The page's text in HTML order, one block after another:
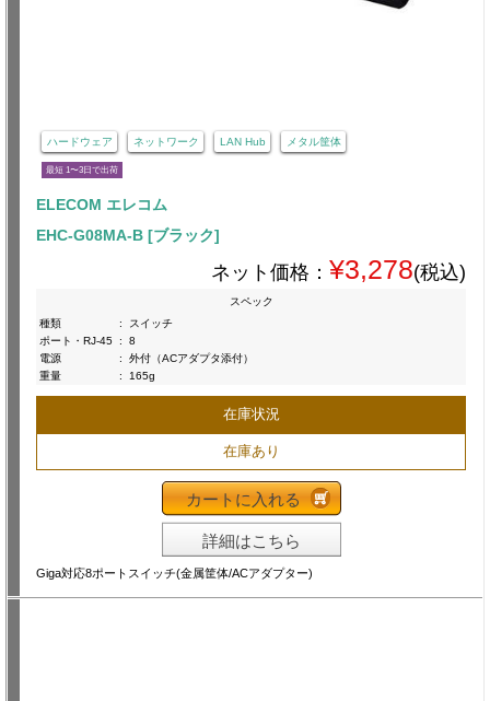
ハードウェア ネットワーク LAN Hub メタル筐体
最短 1〜3日で出荷
ELECOM エレコム
EHC-G08MA-B [ブラック]
ネット価格： ¥3,278(税込)
スペック
種類
:
スイッチ
ポート・RJ-45 :
8
電源
:
外付（ACアダプタ添付）
重量
: 165g
在庫状況
在庫あり
カートに入れる
詳細はこちら
Giga対応8ポートスイッチ(金属筐体/ACアダプター)